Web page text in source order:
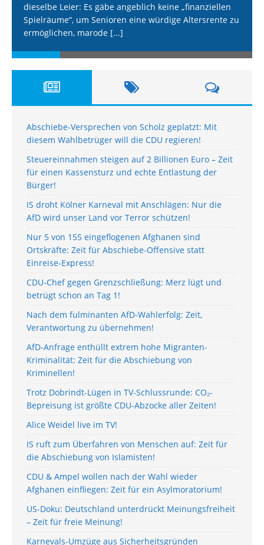
dieselbe Leier: Es gäbe angeblich keine „finanziellen
Spielräume“, um Senioren eine würdige Altersrente zu
ermöglichen, marode [...]
Abschiebe-Versprechen von Scholz geplatzt: Mit
diesem Wahlbetrüger will die CDU regieren!
Steuereinnahmen steigen auf 2 Billionen Euro – Zeit
für einen Kassensturz und echte Entlastung der
Bürger!
IS droht Kölner Karneval mit Anschlägen: Nur die
AfD wird unser Land vor Terror schützen!
Nur 5 von 155 eingeflogenen Afghanen sind
Ortskräfte: Zeit für Abschiebe-Offensive statt
Einreise-Express!
CDU-Chef gegen Grenzschließung: Merz lügt und
betrügt schon an Tag 1!
Nach dem fulminanten AfD-Wahlerfolg: Zeit,
Verantwortung zu übernehmen!
AfD-Anfrage enthüllt extrem hohe Migranten-
Kriminalität: Zeit für die Abschiebung von
Kriminellen!
Trotz Dobrindt-Lügen in TV-Schlussrunde: CO₂-
Bepreisung ist größte CDU-Abzocke aller Zeiten!
Alice Weidel live im TV!
IS ruft zum Überfahren von Menschen auf: Zeit für
die Abschiebung von Islamisten!
CDU & Ampel wollen nach der Wahl wieder
Afghanen einfliegen: Zeit für ein Asylmoratorium!
US-Doku: Deutschland unterdrückt Meinungsfreiheit
– Zeit für freie Meinung!
Karnevals-Umzüge aus Sicherheitsgründen